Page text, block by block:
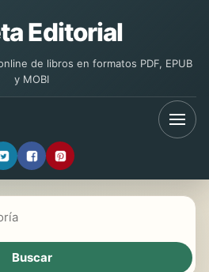
Editorial
de libros en formatos PDF, EPUB
y MOBI